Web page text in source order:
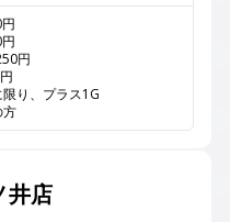
円
り、プラス1G
井店